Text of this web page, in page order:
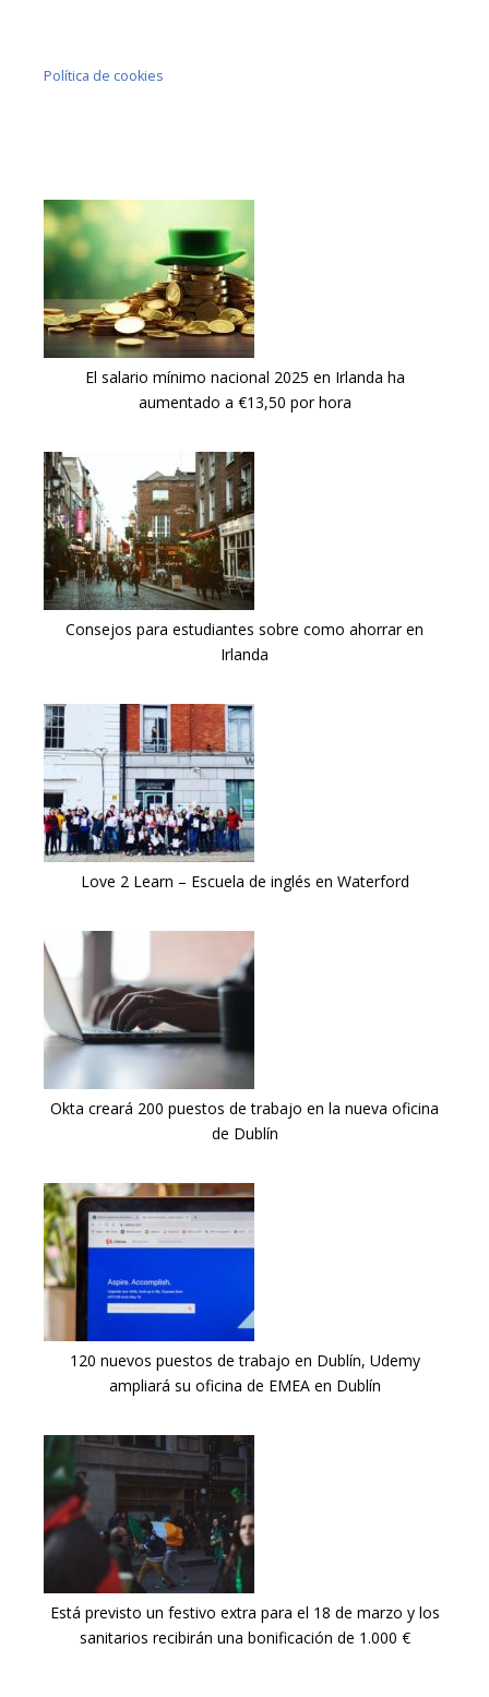
Política de cookies
El salario mínimo nacional 2025 en Irlanda ha
aumentado a €13,50 por hora
Consejos para estudiantes sobre como ahorrar en
Irlanda
Love 2 Learn – Escuela de inglés en Waterford
Okta creará 200 puestos de trabajo en la nueva oficina
de Dublín
120 nuevos puestos de trabajo en Dublín, Udemy
ampliará su oficina de EMEA en Dublín
Está previsto un festivo extra para el 18 de marzo y los
sanitarios recibirán una bonificación de 1.000 €